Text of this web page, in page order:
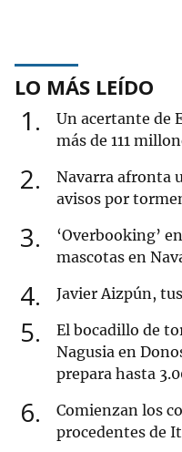
LO MÁS LEÍDO
1
Un acertante de
más de 111
2
Navarra afronta
avisos por
3
‘Overbooking’
mascotas en
4 Javier Aizpún,
5
El bocadillo de
Nagusia en
prepara hasta
6
Comienzan los
procedentes de